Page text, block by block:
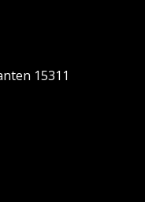
15311